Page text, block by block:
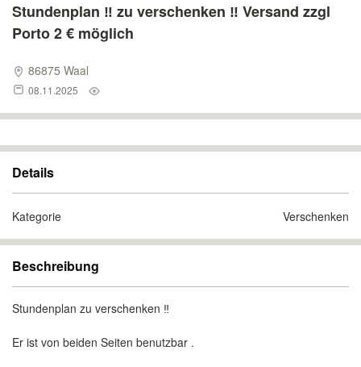
Stundenplan ‼️ zu verschenken ‼️ Versand zzgl
Porto 2 € möglich
86875 Waal
08.11.2025
Details
Kategorie Verschenken
Beschreibung
Stundenplan zu verschenken ‼️
Er ist von beiden Seiten benutzbar .